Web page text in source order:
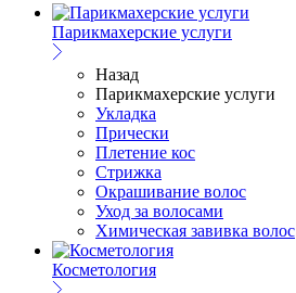
Парикмахерские услуги
Назад
Парикмахерские услуги
Укладка
Прически
Плетение кос
Стрижка
Окрашивание волос
Уход за волосами
Химическая завивка волос
Косметология